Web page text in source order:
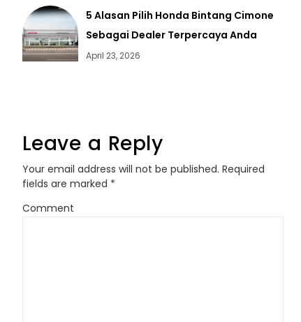
5 Alasan Pilih Honda Bintang Cimone
Sebagai Dealer Terpercaya Anda
April 23, 2026
Leave a Reply
Your email address will not be published. Required
fields are marked *
Comment